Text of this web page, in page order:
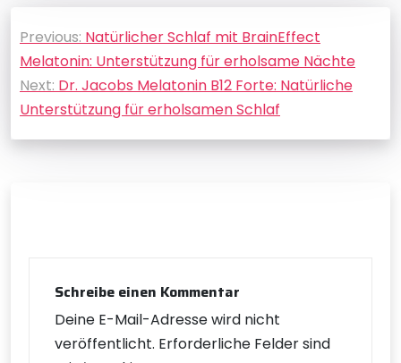
Beitragsnavigation
Previous: Natürlicher Schlaf mit BrainEffect
Melatonin: Unterstützung für erholsame Nächte
Next: Dr. Jacobs Melatonin B12 Forte: Natürliche
Unterstützung für erholsamen Schlaf
Schreibe einen Kommentar
Deine E-Mail-Adresse wird nicht
veröffentlicht. Erforderliche Felder sind